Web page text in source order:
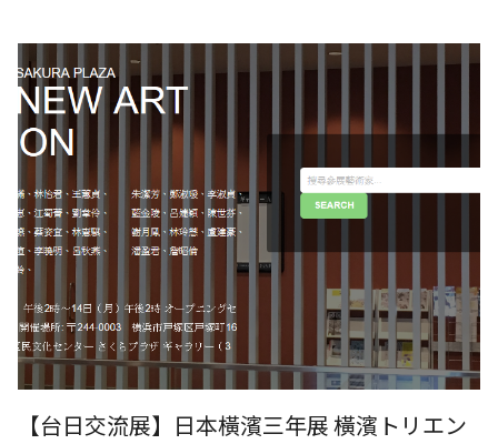
【横浜トリエンナーレ: ヨコハマトリエンナーレ2017 横滨三年展系列报
导】华丽实存-台湾新美术展 官方网站上线
【台日交流展】日本橫濱三年展 橫濱トリエン